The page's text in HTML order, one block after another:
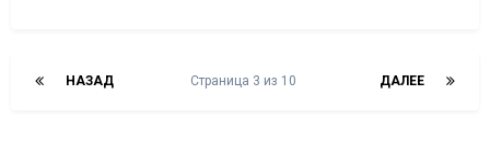
НАЗАД ДАЛЕЕ
Страница 3 из 10